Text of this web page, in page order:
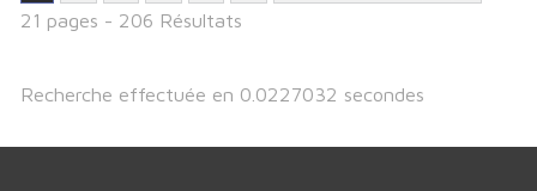
21 pages - 206 Résultats
Recherche effectuée en 0.0227032 secondes